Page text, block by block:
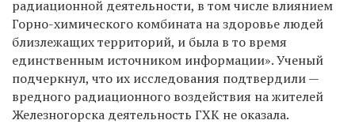
радиационной деятельности, в том числе влиянием
Горно-химического комбината на здоровье людей
близлежащих территорий, и была в то время
единственным источником информации». Ученый
подчеркнул, что их исследования подтвердили —
вредного радиационного воздействия на жителей
Железногорска деятельность ГХК не оказала.